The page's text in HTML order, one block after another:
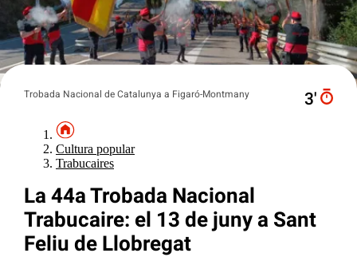
Trobada Nacional de Catalunya a Figaró-Montmany 3′
Cultura popular
Trabucaires
La 44a Trobada Nacional
Trabucaire: el 13 de juny a Sant
Feliu de Llobregat